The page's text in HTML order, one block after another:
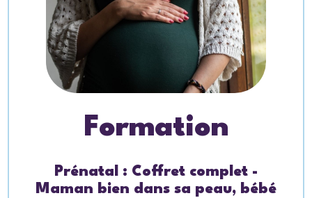
Formation
Prénatal : Coffret complet -
Maman bien dans sa peau, bébé